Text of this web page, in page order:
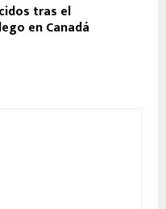
tras el
en Canadá